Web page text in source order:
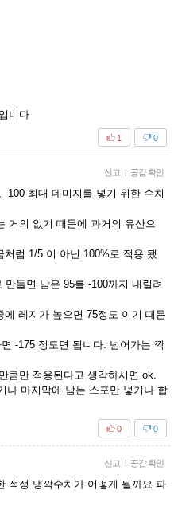
니다
0
1
신고 | 공감 확인
100 최대 데미지를 넣기 위한 수치
거의 없기 때문에 과거의 유산으
럼 1/5 이 아닌 100%로 적용 됐
들면 남은 95를 -100까지 내릴려
레지가 높으면 75정도 이기 때문
-175 정도면 됩니다. 넘어가는 깍
큼만 적용된다고 생각하시면 ok.
나 마지막에 남는 스포만 넣거나 합
0
0
신고 | 공감 확인
적정 냉깍수치가 어떻게 될까요 파